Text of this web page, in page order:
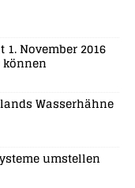
November 2016
Wasserhähne
umstellen